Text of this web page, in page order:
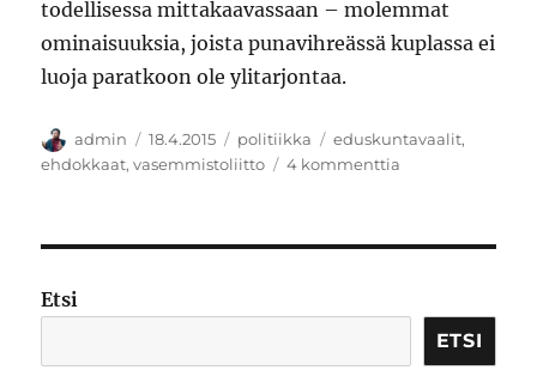
todellisessa mittakaavassaan – molemmat
ominaisuuksia, joista punavihreässä kuplassa ei
luoja paratkoon ole ylitarjontaa.
Kirjoittaja
admin Julkaistu
18.4.2015 Kategoriat
politiikka Avainsanat
eduskuntavaalit,
ehdokkaat,vasemmistoliitto 4 kommenttia
Etsi
ETSI